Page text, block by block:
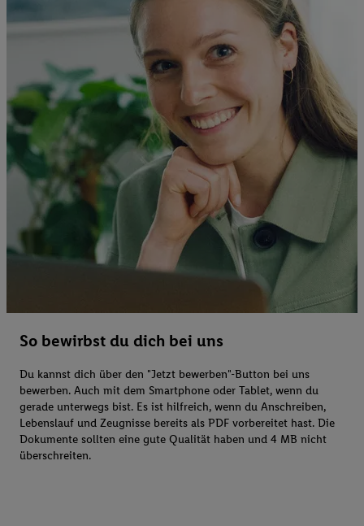
So bewirbst du dich bei uns
Du kannst dich über den "Jetzt bewerben"-Button bei uns
bewerben. Auch mit dem Smartphone oder Tablet, wenn du
gerade unterwegs bist. Es ist hilfreich, wenn du Anschreiben,
Lebenslauf und Zeugnisse bereits als PDF vorbereitet hast. Die
Dokumente sollten eine gute Qualität haben und 4 MB nicht
überschreiten.